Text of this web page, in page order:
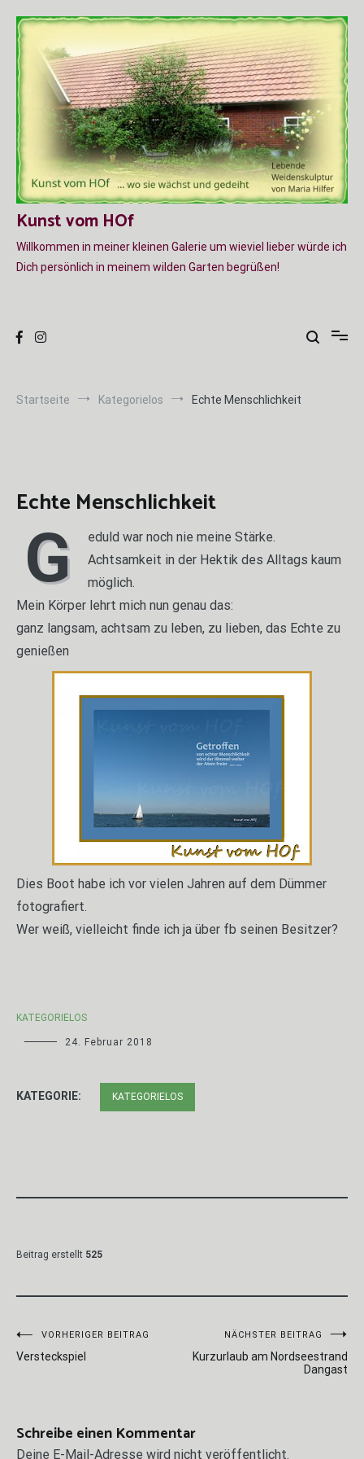
Inhalt
springen
Kunst vom HOf
Willkommen in meiner kleinen Galerie um wieviel lieber würde ich
Dich persönlich in meinem wilden Garten begrüßen!
Startseite Kategorielos Echte Menschlichkeit
Echte Menschlichkeit
G
eduld war noch nie meine Stärke.
Achtsamkeit in der Hektik des Alltags kaum
möglich.
Mein Körper lehrt mich nun genau das:
ganz langsam, achtsam zu leben, zu lieben, das Echte zu
genießen
Dies Boot habe ich vor vielen Jahren auf dem Dümmer
fotografiert.
Wer weiß, vielleicht finde ich ja über fb seinen Besitzer?
KATEGORIELOS
24. Februar 2018
KATEGORIE: KATEGORIELOS
Beitrag erstellt 525
Beitragsnavigation
VORHERIGER BEITRAG
Versteckspiel
NÄCHSTER BEITRAG
Kurzurlaub am Nordseestrand
Dangast
Schreibe einen Kommentar
Deine E-Mail-Adresse wird nicht veröffentlicht.